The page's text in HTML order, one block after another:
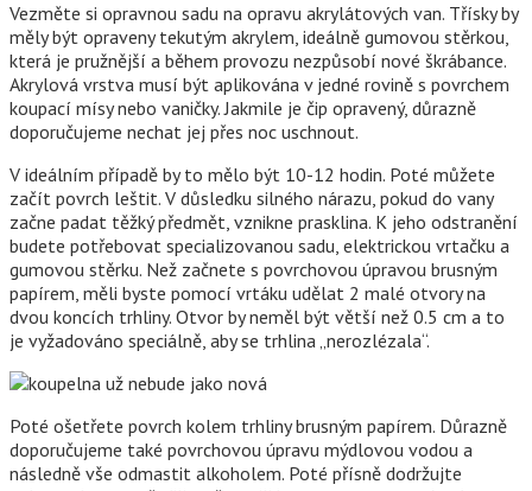
Vezměte si opravnou sadu na opravu akrylátových van. Třísky by
měly být opraveny tekutým akrylem, ideálně gumovou stěrkou,
která je pružnější a během provozu nezpůsobí nové škrábance.
Akrylová vrstva musí být aplikována v jedné rovině s povrchem
koupací mísy nebo vaničky. Jakmile je čip opravený, důrazně
doporučujeme nechat jej přes noc uschnout.
V ideálním případě by to mělo být 10-12 hodin. Poté můžete
začít povrch leštit. V důsledku silného nárazu, pokud do vany
začne padat těžký předmět, vznikne prasklina. K jeho odstranění
budete potřebovat specializovanou sadu, elektrickou vrtačku a
gumovou stěrku. Než začnete s povrchovou úpravou brusným
papírem, měli byste pomocí vrtáku udělat 2 malé otvory na
dvou koncích trhliny. Otvor by neměl být větší než 0.5 cm a to
je vyžadováno speciálně, aby se trhlina „nerozlézala“.
Poté ošetřete povrch kolem trhliny brusným papírem. Důrazně
doporučujeme také povrchovou úpravu mýdlovou vodou a
následně vše odmastit alkoholem. Poté přísně dodržujte